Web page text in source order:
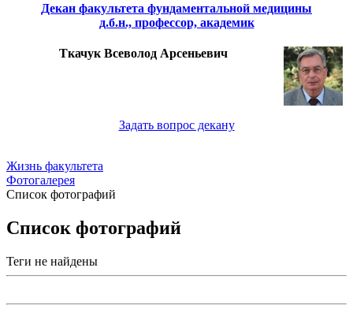
Декан факультета фундаментальной медицины
д.б.н., профессор, академик
Ткачук Всеволод Арсеньевич
Задать вопрос декану
Жизнь факультета
Фотогалерея
Список фотографий
Список фотографий
Теги не найдены